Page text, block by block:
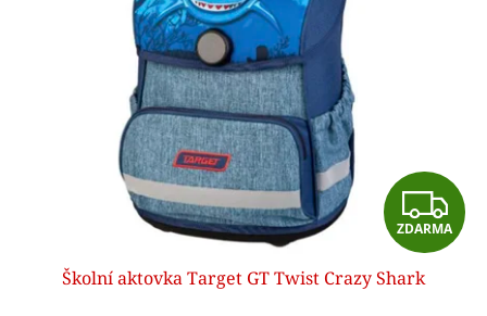
Z
D
ZDARMA
Školní aktovka Target GT Twist Crazy Shark